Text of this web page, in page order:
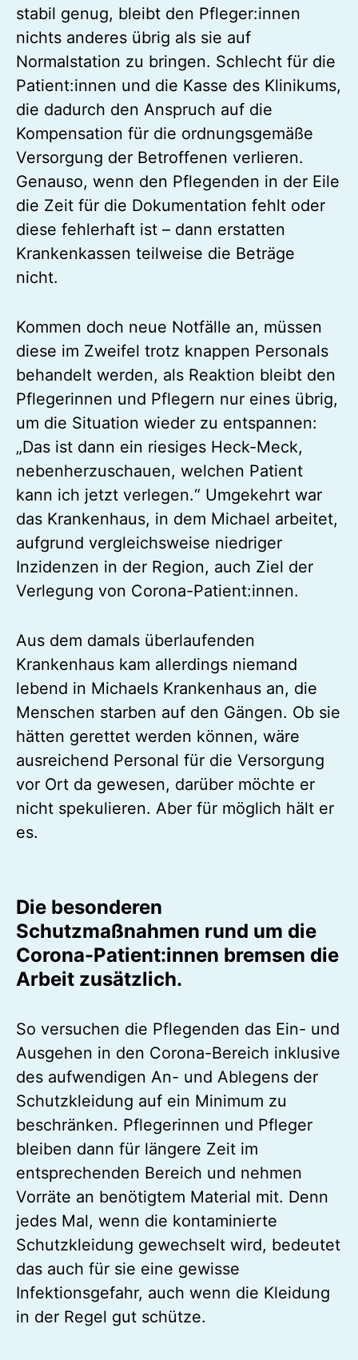
stabil genug, bleibt den Pfleger:innen
nichts anderes übrig als sie auf
Normalstation zu bringen. Schlecht für die
Patient:innen und die Kasse des Klinikums,
die dadurch den Anspruch auf die
Kompensation für die ordnungsgemäße
Versorgung der Betroffenen verlieren.
Genauso, wenn den Pflegenden in der Eile
die Zeit für die Dokumentation fehlt oder
diese fehlerhaft ist – dann erstatten
Krankenkassen teilweise die Beträge
nicht.
Kommen doch neue Notfälle an, müssen
diese im Zweifel trotz knappen Personals
behandelt werden, als Reaktion bleibt den
Pflegerinnen und Pflegern nur eines übrig,
um die Situation wieder zu entspannen:
„Das ist dann ein riesiges Heck-Meck,
nebenherzuschauen, welchen Patient
kann ich jetzt verlegen.“ Umgekehrt war
das Krankenhaus, in dem Michael arbeitet,
aufgrund vergleichsweise niedriger
Inzidenzen in der Region, auch Ziel der
Verlegung von Corona-Patient:innen.
Aus dem damals überlaufenden
Krankenhaus kam allerdings niemand
lebend in Michaels Krankenhaus an, die
Menschen starben auf den Gängen. Ob sie
hätten gerettet werden können, wäre
ausreichend Personal für die Versorgung
vor Ort da gewesen, darüber möchte er
nicht spekulieren. Aber für möglich hält er
es.
Die besonderen
Schutzmaßnahmen rund um die
Corona-Patient:innen bremsen die
Arbeit zusätzlich.
So versuchen die Pflegenden das Ein- und
Ausgehen in den Corona-Bereich inklusive
des aufwendigen An- und Ablegens der
Schutzkleidung auf ein Minimum zu
beschränken. Pflegerinnen und Pfleger
bleiben dann für längere Zeit im
entsprechenden Bereich und nehmen
Vorräte an benötigtem Material mit. Denn
jedes Mal, wenn die kontaminierte
Schutzkleidung gewechselt wird, bedeutet
das auch für sie eine gewisse
Infektionsgefahr, auch wenn die Kleidung
in der Regel gut schütze.